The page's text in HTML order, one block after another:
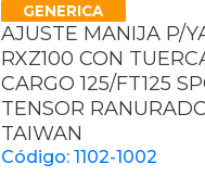
GENERICA
AJUSTE MANIJA P/
RXZ100 CON
CARGO 125/FT125
TENSOR
TAIWAN
Código: 1102-1002